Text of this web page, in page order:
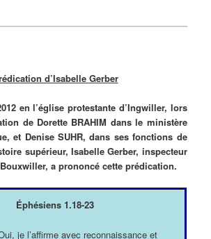
d’Isabelle Gerber
en l’église protestante d’Ingwiller, lors
de Dorette BRAHIM dans le ministère
et Denise SUHR, dans ses fonctions de
supérieur, Isabelle Gerber, inspecteur
a prononcé cette prédication.
Éphésiens 1.18-23
je l’affirme avec reconnaissance et